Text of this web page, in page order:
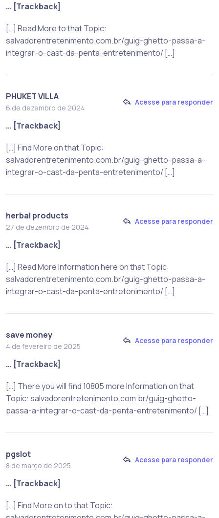
… [Trackback]
[…] Read More to that Topic:
salvadorentretenimento.com.br/guig-ghetto-passa-a-
integrar-o-cast-da-penta-entretenimento/ […]
PHUKET VILLA
6 de dezembro de 2024
Acesse para responder
… [Trackback]
[…] Find More on that Topic:
salvadorentretenimento.com.br/guig-ghetto-passa-a-
integrar-o-cast-da-penta-entretenimento/ […]
herbal products
27 de dezembro de 2024
Acesse para responder
… [Trackback]
[…] Read More Information here on that Topic:
salvadorentretenimento.com.br/guig-ghetto-passa-a-
integrar-o-cast-da-penta-entretenimento/ […]
save money
4 de fevereiro de 2025
Acesse para responder
… [Trackback]
[…] There you will find 10805 more Information on that
Topic: salvadorentretenimento.com.br/guig-ghetto-
passa-a-integrar-o-cast-da-penta-entretenimento/ […]
pgslot
8 de março de 2025
Acesse para responder
… [Trackback]
[…] Find More on to that Topic: